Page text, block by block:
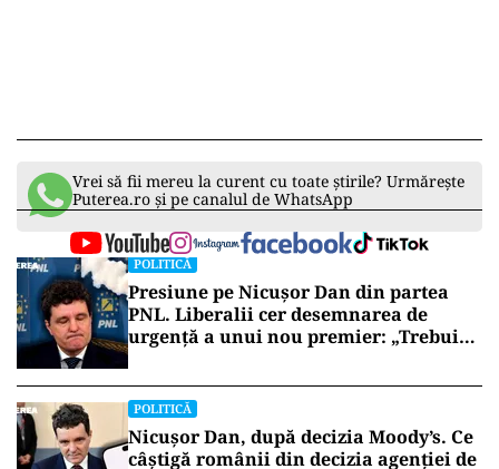
Vrei să fii mereu la curent cu toate știrile? Urmărește
Puterea.ro și pe canalul de WhatsApp
POLITICĂ
Presiune pe Nicușor Dan din partea
PNL. Liberalii cer desemnarea de
urgență a unui nou premier: „Trebuie
POLITICĂ
Nicușor Dan, după decizia Moody’s. Ce
câștigă românii din decizia agenției de